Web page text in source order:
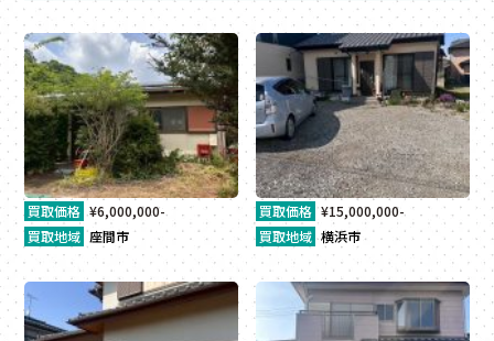
買取価格 ¥6,000,000-
買取地域 座間市
買取価格 ¥15,000,000-
買取地域 横浜市